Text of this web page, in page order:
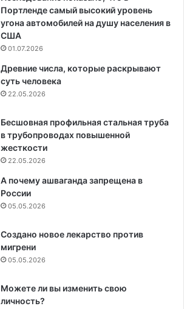
Портленде самый высокий уровень
угона автомобилей на душу населения в
США
01.07.2026
Древние числа, которые раскрывают
суть человека
22.05.2026
Бесшовная профильная стальная труба
в трубопроводах повышенной
жесткости
22.05.2026
А почему ашваганда запрещена в
России
05.05.2026
Создано новое лекарство против
мигрени
05.05.2026
Можете ли вы изменить свою
личность?